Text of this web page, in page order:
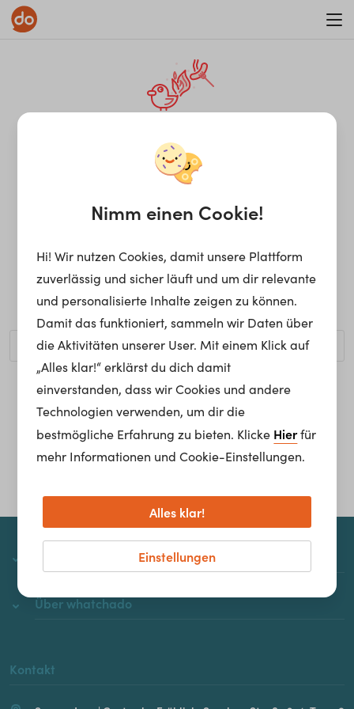
¡Ay, caramba! Seite nicht
gefunden.
Ups, die gewünschte Seite kann nicht gefunden werden.
Möchtest du nach einem bestimmten Begriff suchen?
Homepage
Über whatchado
Kontakt
Nimm einen Cookie!
Hi! Wir nutzen Cookies, damit unsere Plattform
zuverlässig und sicher läuft und um dir relevante
und personalisierte Inhalte zeigen zu können.
Damit das funktioniert, sammeln wir Daten über
die Aktivitäten unserer User. Mit einem Klick auf
„Alles klar!“ erklärst du dich damit
einverstanden, dass wir Cookies und andere
Technologien verwenden, um dir die
bestmögliche Erfahrung zu bieten. Klicke Hierfür
mehr Informationen und Cookie-Einstellungen.
Einstellungen
Alles klar!